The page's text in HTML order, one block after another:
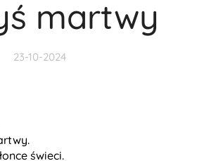
martwy
23-10-2024
świeci.